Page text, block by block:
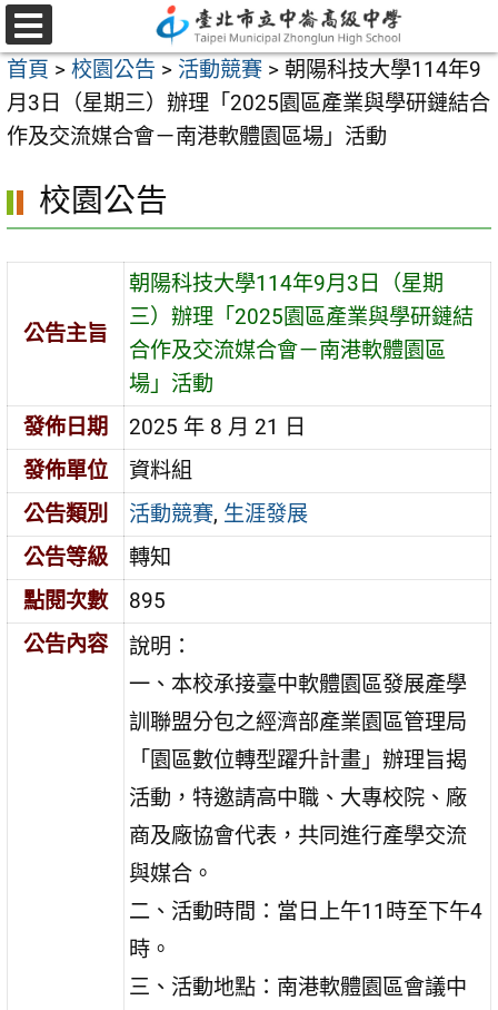
跳
至
主
要
內
區
選
單
首頁 > 校園公告 > 活動競賽 > 朝陽科技大學114年9
月3日（星期三）辦理「2025園區產業與學研鏈結合
作及交流媒合會－南港軟體園區場」活動
校園公告
公告主旨
朝陽科技大學114年9月3日（星期
三）辦理「2025園區產業與學研鏈結
合作及交流媒合會－南港軟體園區
場」活動
發佈日期
2025 年 8 月 21 日
發佈單位
資料組
公告類別
活動競賽, 生涯發展
公告等級
轉知
點閱次數
895
公告內容
說明：
一、本校承接臺中軟體園區發展產學
訓聯盟分包之經濟部產業園區管理局
「園區數位轉型躍升計畫」辦理旨揭
活動，特邀請高中職、大專校院、廠
商及廠協會代表，共同進行產學交流
與媒合。
二、活動時間：當日上午11時至下午4
時。
三、活動地點：南港軟體園區會議中